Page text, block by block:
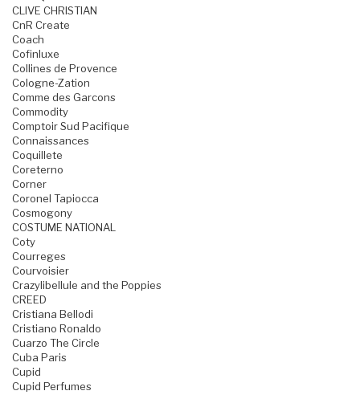
CLIVE CHRISTIAN
CnR Create
Coach
Cofinluxe
Collines de Provence
Cologne-Zation
Comme des Garcons
Commodity
Comptoir Sud Pacifique
Connaissances
Coquillete
Coreterno
Corner
Coronel Tapiocca
Cosmogony
COSTUME NATIONAL
Coty
Courreges
Courvoisier
Crazylibellule and the Poppies
CREED
Cristiana Bellodi
Cristiano Ronaldo
Cuarzo The Circle
Cuba Paris
Cupid
Cupid Perfumes